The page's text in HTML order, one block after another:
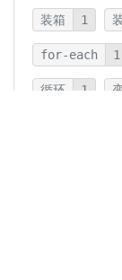
装箱 1
for-each 1
循环 1